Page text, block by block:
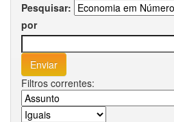
Pesquisar:
por
Filtros correntes: